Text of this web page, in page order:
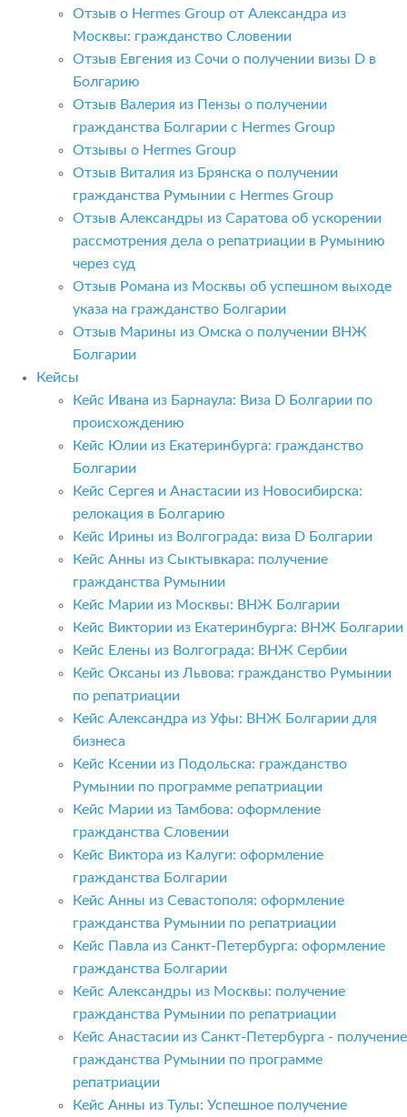
Отзыв о Hermes Group от Александра из
Москвы: гражданство Словении
Отзыв Евгения из Сочи о получении визы D в
Болгарию
Отзыв Валерия из Пензы о получении
гражданства Болгарии с Hermes Group
Отзывы о Hermes Group
Отзыв Виталия из Брянска о получении
гражданства Румынии с Hermes Group
Отзыв Александры из Саратова об ускорении
рассмотрения дела о репатриации в Румынию
через суд
Отзыв Романа из Москвы об успешном выходе
указа на гражданство Болгарии
Отзыв Марины из Омска о получении ВНЖ
Болгарии
Кейсы
Кейс Ивана из Барнаула: Виза D Болгарии по
происхождению
Кейс Юлии из Екатеринбурга: гражданство
Болгарии
Кейс Сергея и Анастасии из Новосибирска:
релокация в Болгарию
Кейс Ирины из Волгограда: виза D Болгарии
Кейс Анны из Сыктывкара: получение
гражданства Румынии
Кейс Марии из Москвы: ВНЖ Болгарии
Кейс Виктории из Екатеринбурга: ВНЖ Болгарии
Кейс Елены из Волгограда: ВНЖ Сербии
Кейс Оксаны из Львова: гражданство Румынии
по репатриации
Кейс Александра из Уфы: ВНЖ Болгарии для
бизнеса
Кейс Ксении из Подольска: гражданство
Румынии по программе репатриации
Кейс Марии из Тамбова: оформление
гражданства Словении
Кейс Виктора из Калуги: оформление
гражданства Болгарии
Кейс Анны из Севастополя: оформление
гражданства Румынии по репатриации
Кейс Павла из Санкт-Петербурга: оформление
гражданства Болгарии
Кейс Александры из Москвы: получение
гражданства Румынии по репатриации
Кейс Анастасии из Санкт-Петербурга - получение
гражданства Румынии по программе
репатриации
Кейс Анны из Тулы: Успешное получение